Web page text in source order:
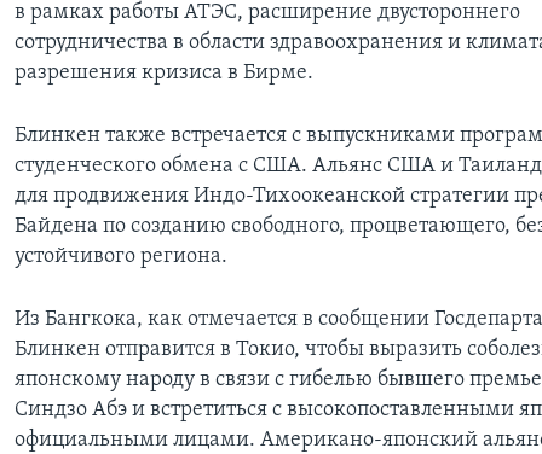
в рамках работы АТЭС, расширение двустороннего
сотрудничества в области здравоохранения и
разрешения кризиса в Бирме.
Блинкен также встречается с выпускниками
студенческого обмена с США. Альянс США и
для продвижения Индо-Тихоокеанской стратегии
Байдена по созданию свободного, процветающего,
устойчивого региона.
Из Бангкока, как отмечается в сообщении
Блинкен отправится в Токио, чтобы выразить
японскому народу в связи с гибелью бывшего
Синдзо Абэ и встретиться с высокопоставленными
официальными лицами. Американо-японский